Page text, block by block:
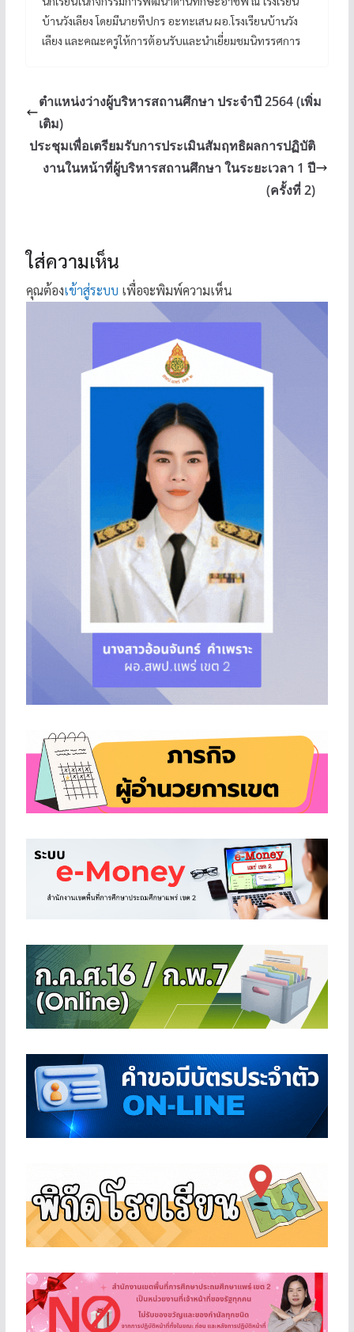
บ้านวังเลียง โดยมีนายทีปกร อะทะเสน ผอ.โรงเรียนบ้านวัง
เลียง และคณะครูให้การต้อนรับและนำเยี่ยมชมนิทรรศการ
ตำแหน่งว่างผู้บริหารสถานศึกษา ประจำปี 2564 (เพิ่ม
เติม)
ประชุมเพื่อเตรียมรับการประเมินสัมฤทธิผลการปฏิบัติ
งานในหน้าที่ผู้บริหารสถานศึกษา ในระยะเวลา 1 ปี
(ครั้งที่ 2)
ใส่ความเห็น
คุณต้องเข้าสู่ระบบ เพื่อจะพิมพ์ความเห็น